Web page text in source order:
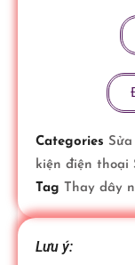
đ
i
ệ
Categories
kiện điện thoại
Tag Thay dây
Lưu ý: